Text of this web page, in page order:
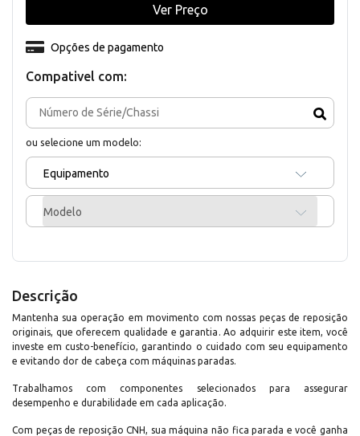
Compativel com:
ou selecione um modelo:
Equipamento
Modelo
Opções de pagamento
Ver Preço
Descrição
Mantenha sua operação em movimento com nossas peças de reposição
originais, que oferecem qualidade e garantia. Ao adquirir este item, você
investe em custo-benefício, garantindo o cuidado com seu equipamento
e evitando dor de cabeça com máquinas paradas.
Trabalhamos com componentes selecionados para assegurar
desempenho e durabilidade em cada aplicação.
Com peças de reposição CNH, sua máquina não fica parada e você ganha